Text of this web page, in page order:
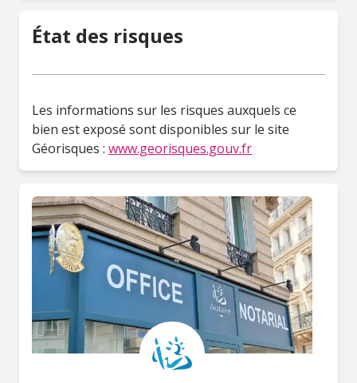
État des risques
Les informations sur les risques auxquels ce
bien est exposé sont disponibles sur le site
Géorisques : www.georisques.gouv.fr